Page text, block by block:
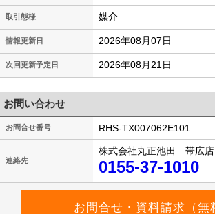
取引態様 媒介
情報更新日 2026年08月07日
次回更新予定日 2026年08月21日
お問い合わせ
お問合せ番号 RHS-TX007062E101
連絡先
株式会社丸正池田 帯広店
0155-37-1010